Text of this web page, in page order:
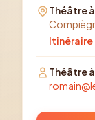
Théâtre
Théâtre